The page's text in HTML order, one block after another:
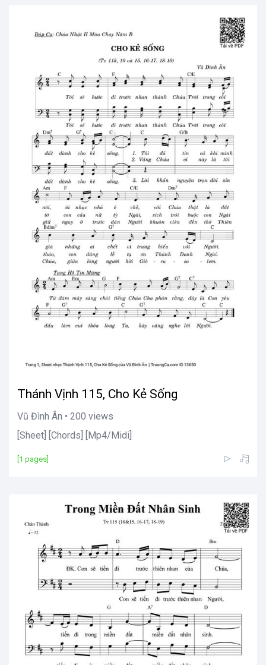
Thánh Vịnh 115, Cho Kẻ Sống
Vũ Đình Ân • 200 views
[Sheet] [Chords] [Mp4/Midi]
[1 pages]